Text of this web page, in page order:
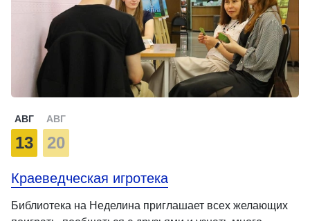
АВГ
13
АВГ
20
Краеведческая игротека
Библиотека на Неделина приглашает всех желающих